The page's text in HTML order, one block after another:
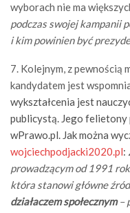
wyborach nie ma
podczas swojej kampanii
i kim powinien być
7. Kolejnym, z pewnością
kandydatem jest
wykształcenia jest
publicystą. Jego
wPrawo.pl. Jak można
wojciechpodjacki2020.pl:
prowadzącym od 1991
która stanowi główne
działaczem społecznym–